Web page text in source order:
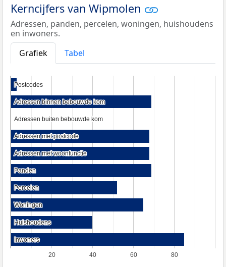
Kerncijfers van Wipmolen
Adressen, panden, percelen, woningen, huishoudens
en inwoners.
Grafiek
Tabel
20 40 60 80
Postcodes
Postcodes
Adressen binnen bebouwde kom
Adressen binnen bebouwde kom
Adressen buiten bebouwde kom
Adressen buiten bebouwde kom
Adressen met postcode
Adressen met postcode
Adressen met woonfunctie
Adressen met woonfunctie
Panden
Panden
Percelen
Percelen
Woningen
Woningen
Huishoudens
Huishoudens
Inwoners
Inwoners